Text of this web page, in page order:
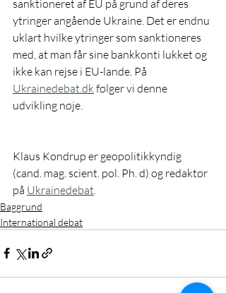
sanktioneret af EU på grund af deres
ytringer angående Ukraine. Det er endnu
uklart hvilke ytringer som sanktioneres
med, at man får sine bankkonti lukket og
ikke kan rejse i EU-lande. På
Ukrainedebat.dk følger vi denne
udvikling nøje.
Klaus Kondrup er geopolitikkyndig
(cand. mag. scient. pol. Ph. d) og redaktør
på Ukrainedebat
Baggrund
International debat